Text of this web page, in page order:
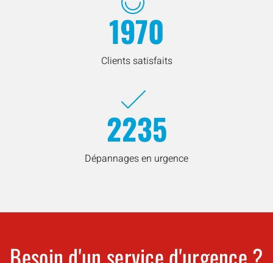
1970
Clients satisfaits
2235
Dépannages en urgence